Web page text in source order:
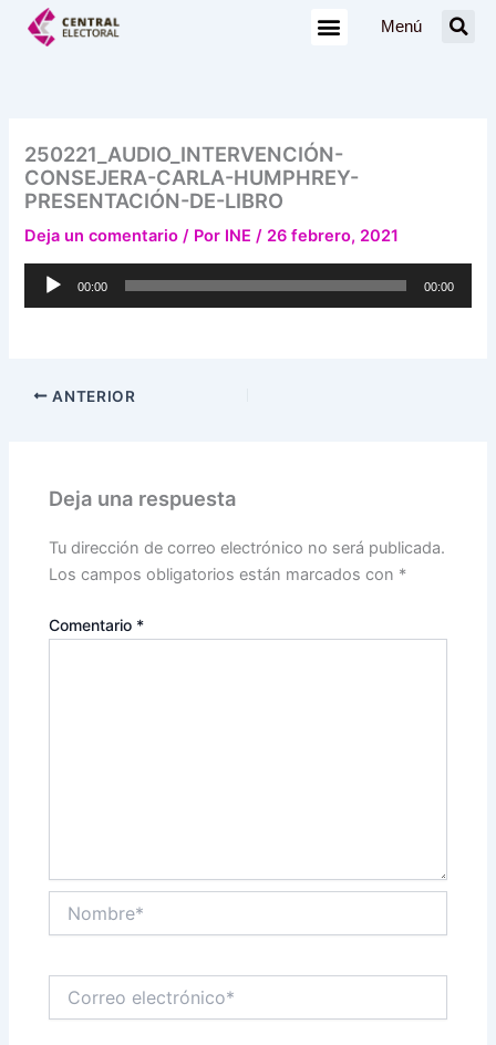
Menú
250221_AUDIO_INTERVENCIÓN-
CONSEJERA-CARLA-HUMPHREY-
PRESENTACIÓN-DE-LIBRO
Deja un comentario / Por INE/ 26 febrero, 2021
Reproductor
00:00 00:00
ANTERIOR
Deja una respuesta
Tu dirección de correo electrónico no será publicada.
Los campos obligatorios están marcados con *
Comentario *
electrónico*